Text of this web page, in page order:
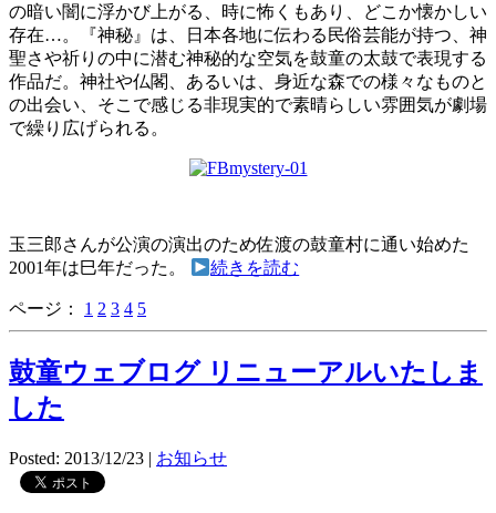
の暗い闇に浮かび上がる、時に怖くもあり、どこか懐かしい
存在…。『神秘』は、日本各地に伝わる民俗芸能が持つ、神
聖さや祈りの中に潜む神秘的な空気を鼓童の太鼓で表現する
作品だ。神社や仏閣、あるいは、身近な森での様々なものと
の出会い、そこで感じる非現実的で素晴らしい雰囲気が劇場
で繰り広げられる。
玉三郎さんが公演の演出のため佐渡の鼓童村に通い始めた
2001年は巳年だった。
続きを読む
ページ： 1 2 3 4 5
鼓童ウェブログ リニューアルいたしま
した
Posted: 2013/12/23 | お知らせ